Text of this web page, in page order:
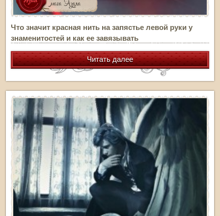
Что значит красная нить на запястье левой руки у
знаменитостей и как ее завязывать
Читать далее